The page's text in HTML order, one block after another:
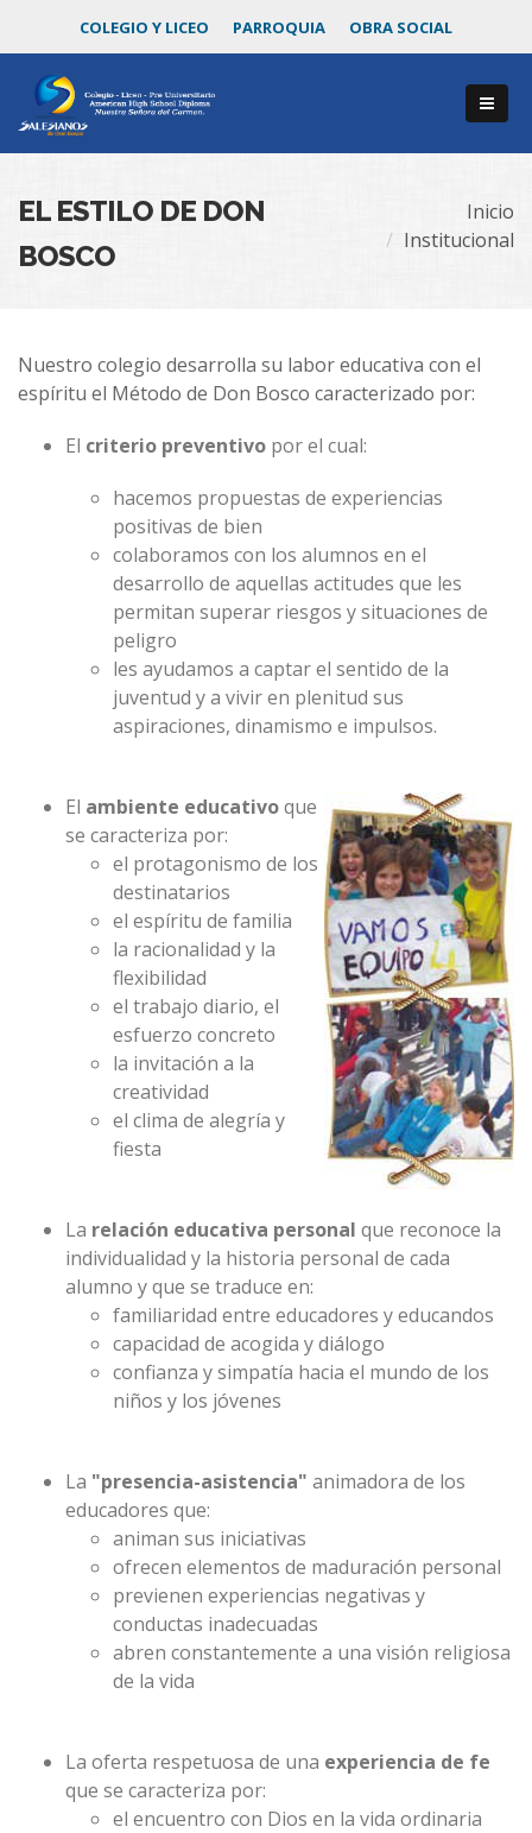
COLEGIO Y LICEO PARROQUIA OBRA SOCIAL
EL ESTILO DE DON
BOSCO
Inicio
Institucional
Nuestro colegio desarrolla su labor educativa con el
espíritu el Método de Don Bosco caracterizado por:
El criterio preventivo por el cual:
hacemos propuestas de experiencias
positivas de bien
colaboramos con los alumnos en el
desarrollo de aquellas actitudes que les
permitan superar riesgos y situaciones de
peligro
les ayudamos a captar el sentido de la
juventud y a vivir en plenitud sus
aspiraciones, dinamismo e impulsos.
El ambiente educativoque
se caracteriza por:
el protagonismo de los
destinatarios
el espíritu de familia
la racionalidad y la
flexibilidad
el trabajo diario, el
esfuerzo concreto
la invitación a la
creatividad
el clima de alegría y
fiesta
La relación educativa personal que reconoce la
individualidad y la historia personal de cada
alumno y que se traduce en:
familiaridad entre educadores y educandos
capacidad de acogida y diálogo
confianza y simpatía hacia el mundo de los
niños y los jóvenes
La "presencia-asistencia" animadora de los
educadores que:
animan sus iniciativas
ofrecen elementos de maduración personal
previenen experiencias negativas y
conductas inadecuadas
abren constantemente a una visión religiosa
de la vida
La oferta respetuosa de una experiencia de fe
que se caracteriza por:
el encuentro con Dios en la vida ordinaria